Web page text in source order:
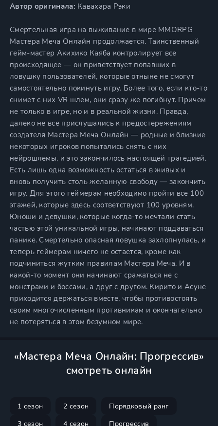
Автор оригинала: Кавахара Рэки
Смертельная игра на выживание в мире MMORPG
Мастера Меча Онлайн продолжается. Таинственный
гейм-мастер Акихико Каяба контролирует все
происходящее — он приветствует попавших в
ловушку пользователей, которые отныне не смогут
самостоятельно покинуть игру. Более того, если кто-то
снимет с них VR шлем, они сразу же погибнут. Причем
не только в игре, но и в реальной жизни. Правда,
далеко не все прислушались к предостережениям
создателя Мастера Меча Онлайн — родные и близкие
некоторых игроков попытались снять с них
нейрошлемы, и это закончилось настоящей трагедией.
Есть лишь одна возможность остаться в живых и
вновь получить столь желанную свободу — закончить
игру. Для этого геймерам необходимо пройти все 100
этажей, которые здесь соответствуют 100 уровням.
Юноши и девушки, которые когда-то мечтали стать
частью этой уникальной игры, начинают поддаваться
панике. Смертельно опасная ловушка захлопнулась, и
теперь геймерам ничего не остается, кроме как
подчиниться жутким правилам Мастера Меча. И в
какой-то момент они начинают сражаться не с
монстрами и боссами, а друг с другом. Кирито и Асуне
приходится держаться вместе, чтобы противостоять
своим многочисленным противникам и окончательно
не потеряться в этом безумном мире.
«Мастера Меча Онлайн: Прогрессив»
смотреть онлайн
1 сезон 2 сезон
Порядковый ранг
3 сезон
4 сезон
Прогрессив